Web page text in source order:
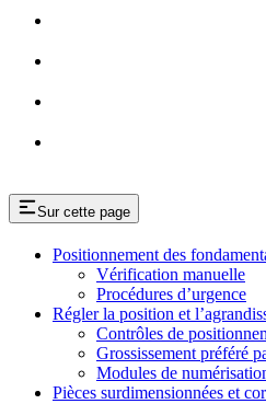
Sur cette page
Positionnement des
Vérification manuelle
Procédures d’urgence
Régler la position et
Contrôles de
Grossissement préféré
Modules de
Pièces surdimensionnées et